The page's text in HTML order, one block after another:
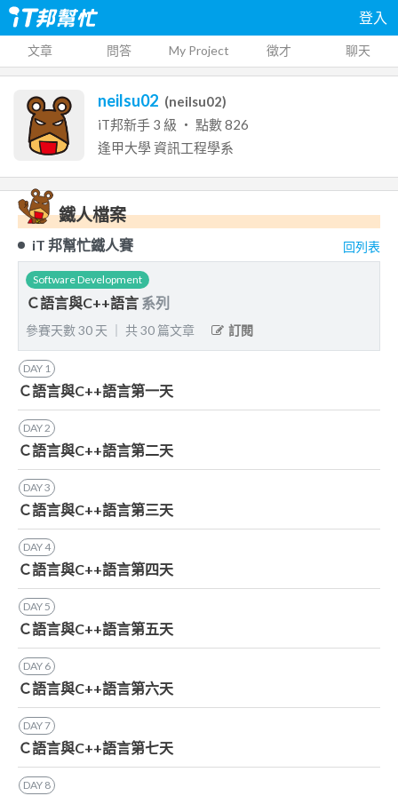
登入
文章 問答 My Project 徵才 聊天
neilsu02 (neilsu02)
iT邦新手 3 級 ‧ 點數826
逢甲大學資訊工程學系
鐵人檔案
iT 邦幫忙鐵人賽 回列表
Software Development
Ｃ語言與C++語言 系列
參賽天數30 天 共30 篇文章 訂閱
DAY 1
Ｃ語言與C++語言第一天
DAY2
Ｃ語言與C++語言第二天
DAY3
Ｃ語言與C++語言第三天
DAY4
Ｃ語言與C++語言第四天
DAY5
Ｃ語言與C++語言第五天
DAY 6
Ｃ語言與C++語言第六天
DAY7
Ｃ語言與C++語言第七天
DAY 8